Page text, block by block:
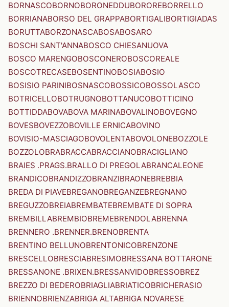
BORNASCOBORNOBORONEDDUBOROREBORRELLO
BORRIANABORSO DEL GRAPPABORTIGALIBORTIGIADAS
BORUTTABORZONASCABOSABOSARO
BOSCHI SANT'ANNABOSCO CHIESANUOVA
BOSCO MARENGOBOSCONEROBOSCOREALE
BOSCOTRECASEBOSENTINOBOSIABOSIO
BOSISIO PARINIBOSNASCOBOSSICOBOSSOLASCO
BOTRICELLOBOTRUGNOBOTTANUCOBOTTICINO
BOTTIDDABOVABOVA MARINABOVALINOBOVEGNO
BOVESBOVEZZOBOVILLE ERNICABOVINO
BOVISIO-MASCIAGOBOVOLENTABOVOLONEBOZZOLE
BOZZOLOBRABRACCABRACCIANOBRACIGLIANO
BRAIES .PRAGS.BRALLO DI PREGOLABRANCALEONE
BRANDICOBRANDIZZOBRANZIBRAONEBREBBIA
BREDA DI PIAVEBREGANOBREGANZEBREGNANO
BREGUZZOBREIABREMBATEBREMBATE DI SOPRA
BREMBILLABREMBIOBREMEBRENDOLABRENNA
BRENNERO .BRENNER.BRENOBRENTA
BRENTINO BELLUNOBRENTONICOBRENZONE
BRESCELLOBRESCIABRESIMOBRESSANA BOTTARONE
BRESSANONE .BRIXEN.BRESSANVIDOBRESSOBREZ
BREZZO DI BEDEROBRIAGLIABRIATICOBRICHERASIO
BRIENNOBRIENZABRIGA ALTABRIGA NOVARESE